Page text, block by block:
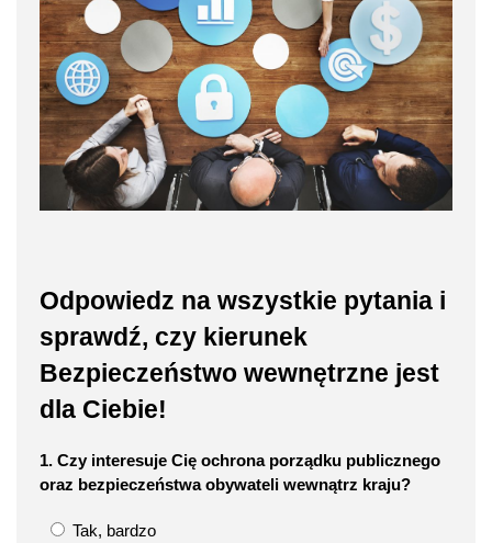
Odpowiedz na wszystkie pytania i
sprawdź, czy kierunek
Bezpieczeństwo wewnętrzne jest
dla Ciebie!
1. Czy interesuje Cię ochrona porządku publicznego
oraz bezpieczeństwa obywateli wewnątrz kraju?
Tak, bardzo